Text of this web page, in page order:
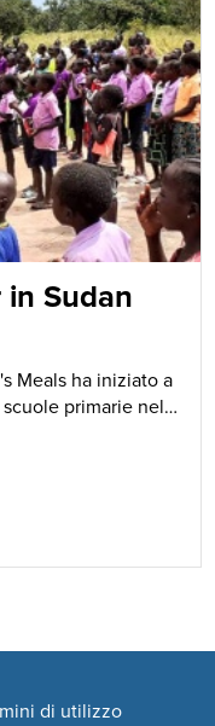
Sudan
Meals ha iniziato a
primarie nella
altri 5.000
direttamente
di utilizzo